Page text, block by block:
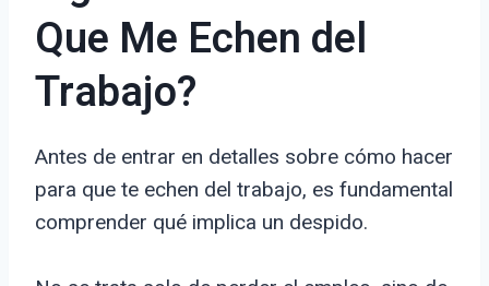
Que Me Echen del
Trabajo?
Antes de entrar en detalles sobre cómo hacer
para que te echen del trabajo, es fundamental
comprender qué implica un despido.